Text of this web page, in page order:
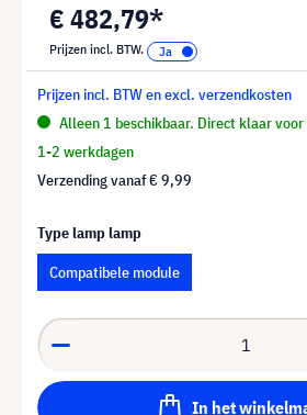
€ 482,79*
Prijzen incl. BTW.
Prijzen incl. BTW en excl. verzendkosten
Alleen 1 beschikbaar. Direct klaar
1-2 werkdagen
Verzending vanaf€ 9,99
Type lamp lamp
Compatibele module
In het